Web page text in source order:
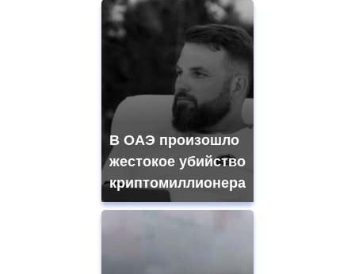
В ОАЭ произошло
жестокое убийство
криптомиллионера